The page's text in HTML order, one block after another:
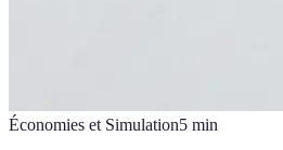
Économies et Simulation5 min